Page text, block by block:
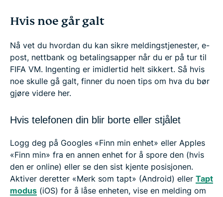
Hvis noe går galt
Nå vet du hvordan du kan sikre meldingstjenester, e-
post, nettbank og betalingsapper når du er på tur til
FIFA VM. Ingenting er imidlertid helt sikkert. Så hvis
noe skulle gå galt, finner du noen tips om hva du bør
gjøre videre her.
Hvis telefonen din blir borte eller stjålet
Logg deg på Googles «Finn min enhet» eller Apples
«Finn min» fra en annen enhet for å spore den (hvis
den er online) eller se den sist kjente posisjonen.
Aktiver deretter «Merk som tapt» (Android) eller Tapt
modus (iOS) for å låse enheten, vise en melding om